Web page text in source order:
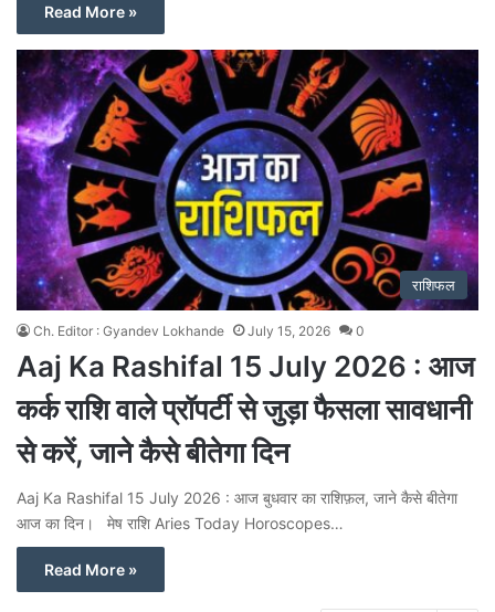
Read More »
राशिफल
Ch. Editor : Gyandev Lokhande July 15, 2026 0
Aaj Ka Rashifal 15 July 2026 : आज
कर्क राशि वाले प्रॉपर्टी से जुड़ा फैसला सावधानी
से करें, जाने कैसे बीतेगा दिन
Aaj Ka Rashifal 15 July 2026 : आज बुधवार का राशिफ़ल, जाने कैसे बीतेगा
आज का दिन। मेष राशि Aries Today Horoscopes…
Read More »